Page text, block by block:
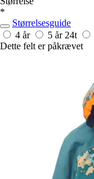
*
Størrelsesguide
4 år
5 år24t
Dette felt er påkrævet